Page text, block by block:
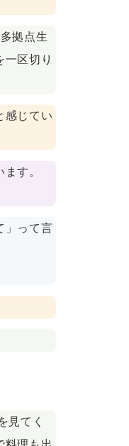
拠点生
区切り
感じてい
す。
」って言
見てく